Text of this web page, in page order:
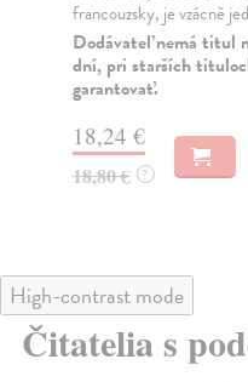
francouzsky, je vzácně
Dodávateľ nemá titul
dní, pri starších
garantovať.
18,24 €
18,80 € ?
High-contrast mode
Čitatelia s